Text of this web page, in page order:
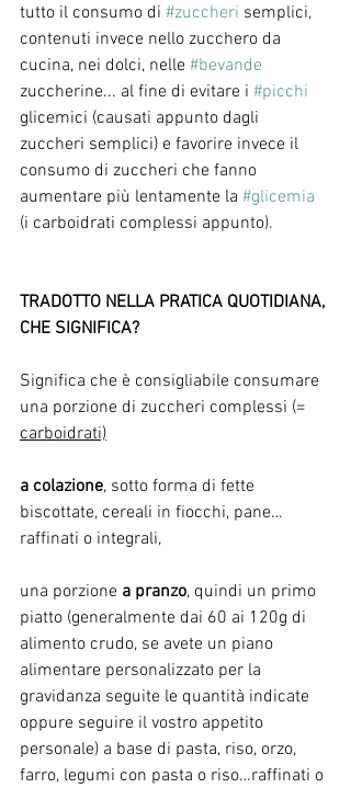
tutto il consumo di #zuccheri semplici,
contenuti invece nello zucchero da
cucina, nei dolci, nelle #bevande
zuccherine... al fine di evitare i #picchi
glicemici (causati appunto dagli
zuccheri semplici) e favorire invece il
consumo di zuccheri che fanno
aumentare più lentamente la #glicemia
(i carboidrati complessi appunto).
TRADOTTO NELLA PRATICA QUOTIDIANA,
CHE SIGNIFICA?
Significa che è consigliabile consumare
una porzione di zuccheri complessi (=
carboidrati)
a colazione, sotto forma di fette
biscottate, cereali in fiocchi, pane…
raffinati o integrali,
una porzione a pranzo, quindi un primo
piatto (generalmente dai 60 ai 120g di
alimento crudo, se avete un piano
alimentare personalizzato per la
gravidanza seguite le quantità indicate
oppure seguire il vostro appetito
personale) a base di pasta, riso, orzo,
farro, legumi con pasta o riso…raffinati o